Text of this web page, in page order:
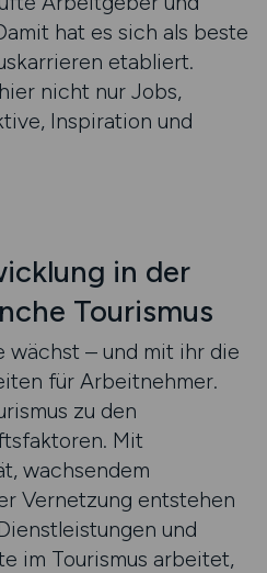
hat es sich als beste
etabliert.
nicht nur Jobs,
Inspiration und
in der
Tourismus
wächst – und mit ihr die
für Arbeitnehmer.
zu den
Mit
wachsendem
Vernetzung entstehen
und
im Tourismus arbeitet,